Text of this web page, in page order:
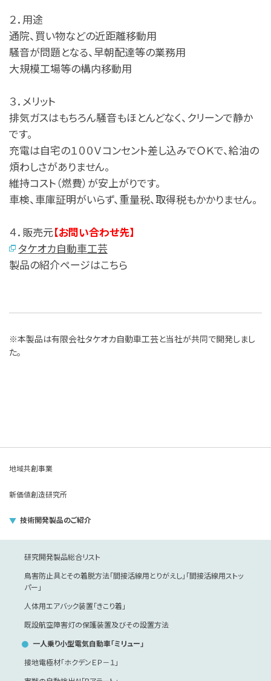
２．用途
通院、買い物などの近距離移動用
騒音が問題となる、早朝配達等の業務用
大規模工場等の構内移動用
３．メリット
排気ガスはもちろん騒音もほとんどなく、クリーンで静か
です。
充電は自宅の１００Ｖコンセント差し込みでＯＫで、給油の
煩わしさがありません。
維持コスト（燃費）が安上がりです。
車検、車庫証明がいらず、重量税、取得税もかかりません。
４．販売元【お問い合わせ先】
タケオカ自動車工芸
製品の紹介ページはこちら
※本製品は有限会社タケオカ自動車工芸と当社が共同で開発しまし
た。
地域共創事業
新価値創造研究所
技術開発製品のご紹介
研究開発製品総合リスト
鳥害防止具とその着脱方法「間接活線用とりがえし」「間接活線用ストッ
パー」
人体用エアバック装置「きこり着」
既設航空障害灯の保護装置及びその設置方法
一人乗り小型電気自動車「ミリュー」
接地電極材「ホクデンＥＰ－１」